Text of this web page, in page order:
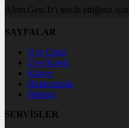
Alem.Gen.Tr'i tercih ettiğiniz için
SAYFALAR
Üye Girişi
Üye Kaydı
Künye
Hakkımızda
İletişim
SERVİSLER